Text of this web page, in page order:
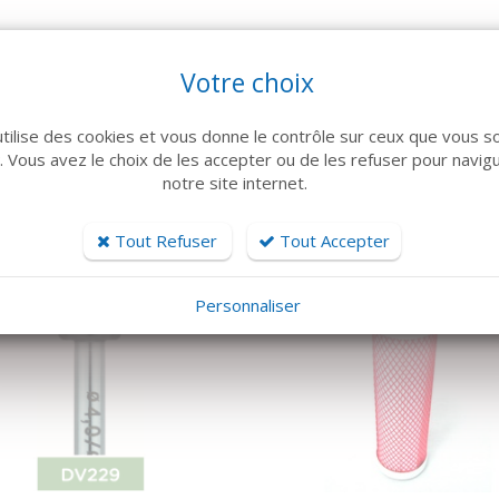
ARTICLES CONNEXES
famille de produits, découvrez également ces produits plébiscités
Votre choix
des cookies et vous donne le contrôle sur ceux que vous
Vous avez le choix de les accepter ou de les refuser pour
notre site internet.
Tout Refuser Tout Accepter
Personnaliser